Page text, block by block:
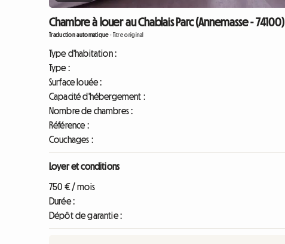
Chambre à louer au Chablais Parc (Annemasse - 74100)
Traduction automatique-Titre original
Type d'habitation :
Type :
Surface louée :
Capacité d'hébergement :
Nombre de chambres :
Référence :
Couchages :
Loyer et conditions
750 € / mois
Durée :
Dépôt de garantie :